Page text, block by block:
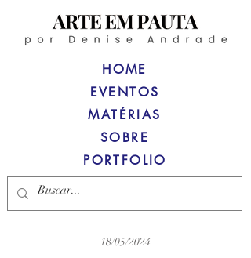
HOME
MATÉRIAS
SOBRE
PORTFOLIO
EVENTOS
18/05/2024